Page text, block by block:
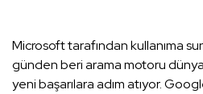
Microsoft tarafından kullanıma
günden beri arama motoru
yeni başarılara adım atıyor.